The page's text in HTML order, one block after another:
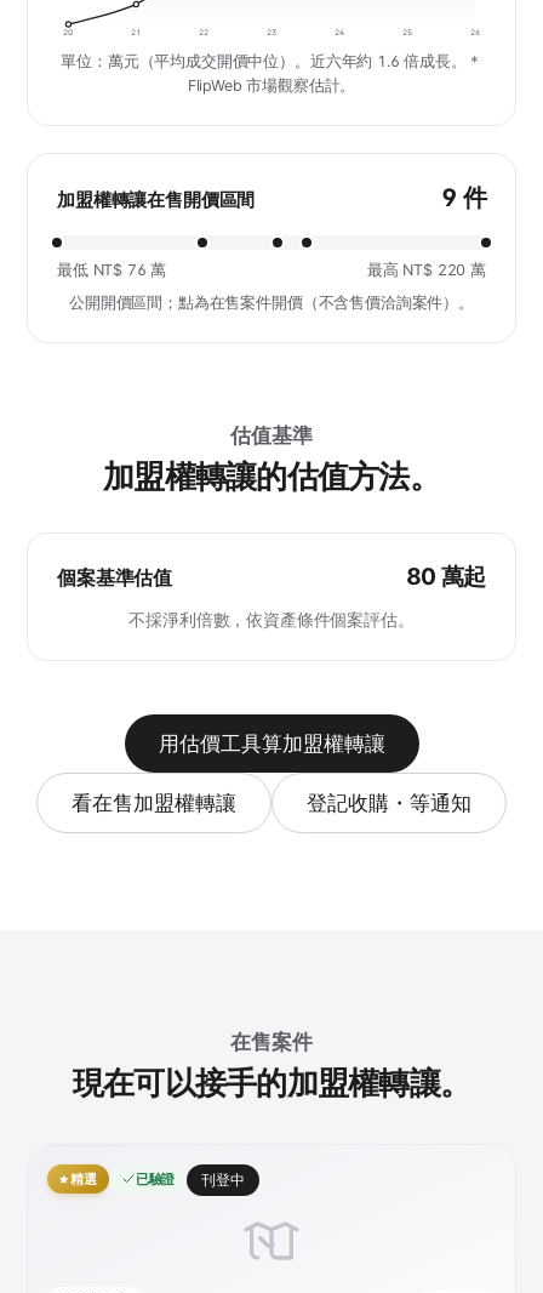
20 21 22 23 24 25 26
單位：萬元（平均成交開價中位）。近六年約 1.6 倍成長。＊
FlipWeb 市場觀察估計。
加盟權轉讓在售開價區間 9 件
最低 NT$ 76 萬
最高 NT$ 220 萬
公開開價區間；點為在售案件開價（不含售價洽詢案件）。
估值基準
加盟權轉讓的估值方法。
個案基準估值 80 萬起
不採淨利倍數，依資產條件個案評估。
用估價工具算加盟權轉讓
看在售加盟權轉讓 登記收購・等通知
在售案件
現在可以接手的加盟權轉讓。
精選 已驗證 刊登中